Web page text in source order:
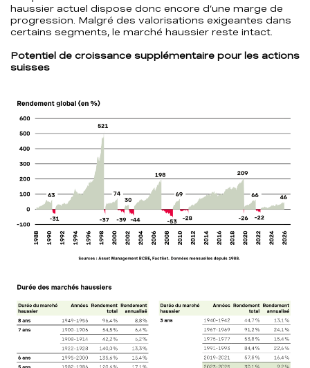
haussier actuel dispose donc encore d’une marge de
progression. Malgré des valorisations exigeantes dans
certains segments, le marché haussier reste intact.
Potentiel de croissance supplémentaire pour les actions
suisses